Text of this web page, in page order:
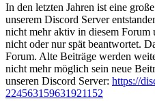
In den letzten Jahren ist eine
unserem Discord Server
nicht mehr aktiv in diesem Forum
nicht oder nur spät beantwortet.
Forum. Alte Beiträge werden
nicht mehr möglich sein neue
unseren Discord Server: https://
224563159631921152